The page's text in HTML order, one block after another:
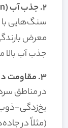
۲. جذب آب (Water Absorption)
سنگ‌هایی با
معرض
جذب آب
۳. مقاومت در برابر یخ‌زدگی و نمک‌زدگی
در مناطق
یخ‌زدگی-
(مثلاً در